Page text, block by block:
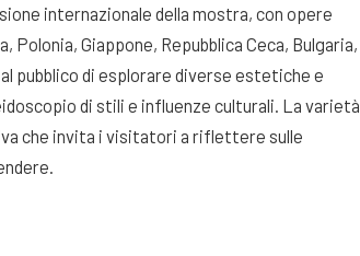
internazionale della mostra, con opere
Giappone, Repubblica Ceca, Bulgaria,
pubblico di esplorare diverse estetiche e
di stili e influenze culturali. La varietà
che invita i visitatori a riflettere sulle